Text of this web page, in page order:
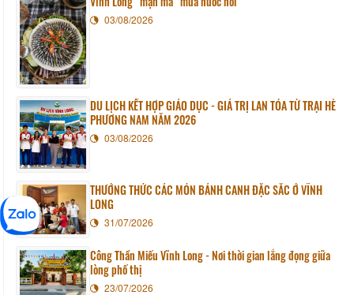
03/08/2026
DU LỊCH KẾT HỢP GIÁO DỤC - GIÁ TRỊ LAN TỎA TỪ TRẠI HÈ
PHƯƠNG NAM NĂM 2026
03/08/2026
THƯỞNG THỨC CÁC MÓN BÁNH CANH ĐẶC SẮC Ở VĨNH
LONG
31/07/2026
Công Thần Miếu Vĩnh Long - Nơi thời gian lắng đọng giữa
lòng phố thị
23/07/2026